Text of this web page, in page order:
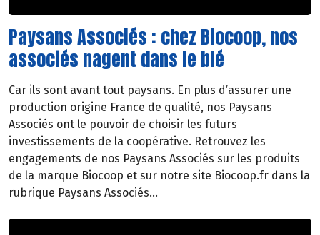
Paysans Associés : chez Biocoop, nos
associés nagent dans le blé
Car ils sont avant tout paysans. En plus d’assurer une
production origine France de qualité, nos Paysans
Associés ont le pouvoir de choisir les futurs
investissements de la coopérative. Retrouvez les
engagements de nos Paysans Associés sur les produits
de la marque Biocoop et sur notre site Biocoop.fr dans la
rubrique Paysans Associés…